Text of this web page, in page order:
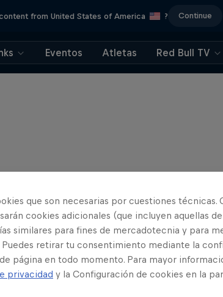
from United States of America ? Continue
Eventos Atletas Red Bull TV
que son necesarias por cuestiones técnicas.
cookies adicionales (que incluyen aquellas de
similares para fines de mercadotecnia y para
retirar tu consentimiento mediante la
página en todo momento. Para mayor
privacidad y la Configuración de cookies en la